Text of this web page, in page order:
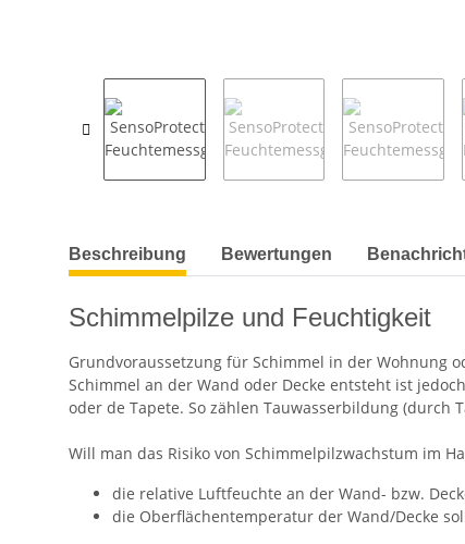
weitere Registerkarten anzeigen
Beschreibung Bewertungen
Schimmelpilze und Feuchtigkeit
Grundvoraussetzung für Schimmel in der Wohnung
Schimmel an der Wand oder Decke entsteht ist
oder de Tapete. So zählen Tauwasserbildung
Will man das Risiko von Schimmelpilzwachstum im
die relative Luftfeuchte an der Wand- bzw.
die Oberflächentemperatur der Wand/Decke